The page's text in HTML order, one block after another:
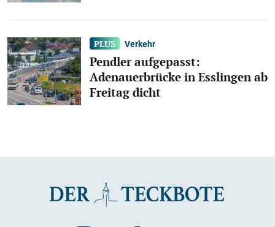
Verkehr
Pendler aufgepasst:
Adenauerbrücke in Esslingen ab
Freitag dicht